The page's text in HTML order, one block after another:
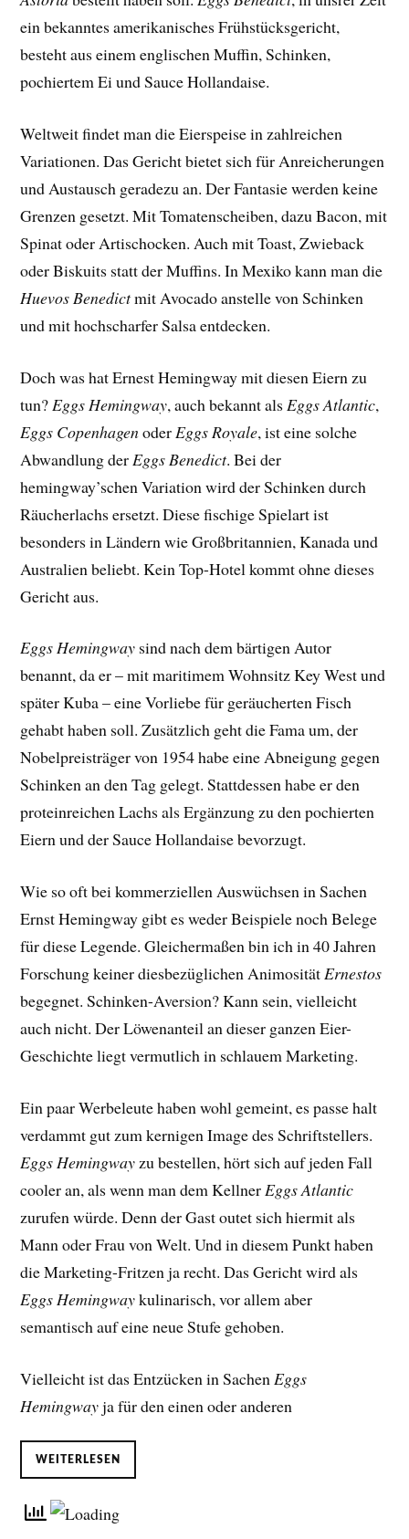
ein bekanntes amerikanisches Frühstücksgericht,
besteht aus einem englischen Muffin, Schinken,
pochiertem Ei und Sauce Hollandaise.
Weltweit findet man die Eierspeise in zahlreichen
Variationen. Das Gericht bietet sich für Anreicherungen
und Austausch geradezu an. Der Fantasie werden keine
Grenzen gesetzt. Mit Tomatenscheiben, dazu Bacon, mit
Spinat oder Artischocken. Auch mit Toast, Zwieback
oder Biskuits statt der Muffins. In Mexiko kann man die
Huevos Benedictmit Avocado anstelle von Schinken
und mit hochscharfer Salsa entdecken.
Doch was hat Ernest Hemingway mit diesen Eiern zu
tun? Eggs Hemingway, auch bekannt als Eggs Atlantic,
Eggs Copenhagenoder Eggs Royale, ist eine solche
Abwandlung der Eggs Benedict. Bei der
hemingway’schen Variation wird der Schinken durch
Räucherlachs ersetzt. Diese fischige Spielart ist
besonders in Ländern wie Großbritannien, Kanada und
Australien beliebt. Kein Top-Hotel kommt ohne dieses
Gericht aus.
Eggs Hemingway sind nach dem bärtigen Autor
benannt, da er – mit maritimem Wohnsitz Key West und
später Kuba – eine Vorliebe für geräucherten Fisch
gehabt haben soll. Zusätzlich geht die Fama um, der
Nobelpreisträger von 1954 habe eine Abneigung gegen
Schinken an den Tag gelegt. Stattdessen habe er den
proteinreichen Lachs als Ergänzung zu den pochierten
Eiern und der Sauce Hollandaise bevorzugt.
Wie so oft bei kommerziellen Auswüchsen in Sachen
Ernst Hemingway gibt es weder Beispiele noch Belege
für diese Legende. Gleichermaßen bin ich in 40 Jahren
Forschung keiner diesbezüglichen AnimositätErnestos
begegnet. Schinken-Aversion? Kann sein, vielleicht
auch nicht. Der Löwenanteil an dieser ganzen Eier-
Geschichte liegt vermutlich in schlauem Marketing.
Ein paar Werbeleute haben wohl gemeint, es passe halt
verdammt gut zum kernigen Image des Schriftstellers.
Eggs Hemingwayzu bestellen, hört sich auf jeden Fall
cooler an, als wenn man dem KellnerEggs Atlantic
zurufen würde. Denn der Gast outet sich hiermit als
Mann oder Frau von Welt. Und in diesem Punkt haben
die Marketing-Fritzen ja recht. Das Gericht wird als
Eggs Hemingwaykulinarisch, vor allem aber
semantisch auf eine neue Stufe gehoben.
Vielleicht ist das Entzücken in Sachen Eggs
Hemingwayja für den einen oder anderen
WEITERLESEN